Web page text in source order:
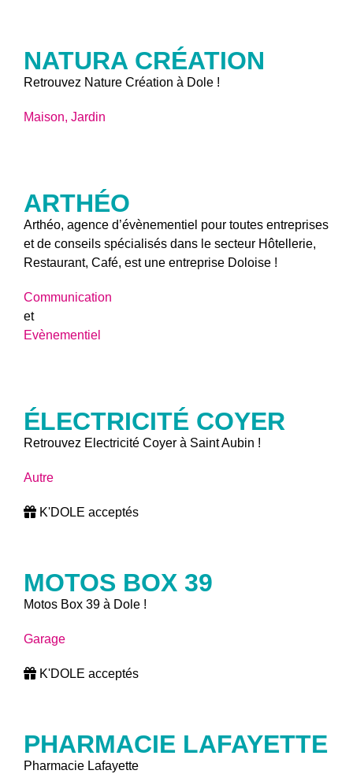
NATURA CRÉATION
Retrouvez Nature Création à Dole !
Maison, Jardin
ARTHÉO
Arthéo, agence d’évènementiel pour toutes entreprises
et de conseils spécialisés dans le secteur Hôtellerie,
Restaurant, Café, est une entreprise Doloise !
Communication
et
Evènementiel
ÉLECTRICITÉ COYER
Retrouvez Electricité Coyer à Saint Aubin !
Autre
K'DOLE acceptés
MOTOS BOX 39
Motos Box 39 à Dole !
Garage
K'DOLE acceptés
PHARMACIE LAFAYETTE
Pharmacie Lafayette